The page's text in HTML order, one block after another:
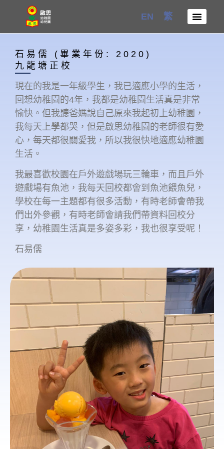
content
EN 繁
石易儒 (畢業年份: 2020)
九龍塘正校
現在的我是一年級學生，我已適應小學的生活，
回想幼稚園的4年，我都是幼稚園生活真是非常
愉快。但我聽爸媽說自己原來我起初上幼稚園，
我每天上學都哭，但是啟思幼稚園的老師很有愛
心，每天都很關愛我，所以我很快地適應幼稚園
生活。
我最喜歡校園在戶外遊戲場玩三輪車，而且戶外
遊戲場有魚池，我每天回校都會到魚池餵魚兒，
學校在每一主題都有很多活動，有時老師會帶我
們出外參觀，有時老師會請我們帶資料回校分
享，幼稚園生活真是多姿多彩，我也很享受呢！
石易儒